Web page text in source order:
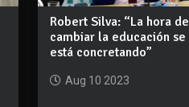
Robert Silva: “La hora de
cambiar la educación se
está concretando”
Aug 10 2023